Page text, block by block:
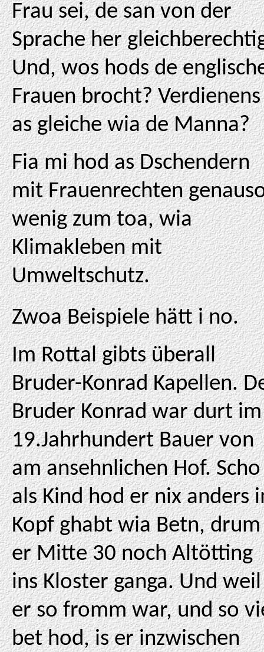
Frau sei, de san von der
Sprache her
Und, wos hods de
Frauen brocht? Verdienens
as gleiche wia de Manna?
Fia mi hod as Dschendern
mit Frauenrechten
wenig zum toa, wia
Klimakleben mit
Umweltschutz.
Zwoa Beispiele hätt i no.
Im Rottal gibts überall
Bruder-Konrad Kapellen.
Bruder Konrad war durt im
19.Jahrhundert Bauer von
am ansehnlichen Hof. Scho
als Kind hod er nix anders
Kopf ghabt wia Betn, drum
er Mitte 30 noch Altötting
ins Kloster ganga. Und weil
er so fromm war, und so
bet hod, is er inzwischen